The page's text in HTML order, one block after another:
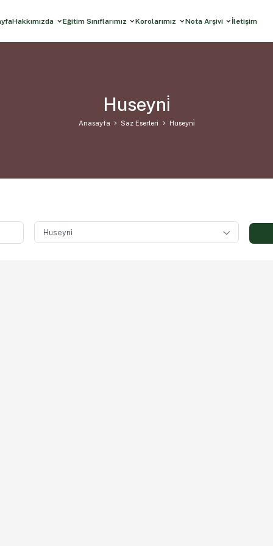
Hakkımızda Eğitim Sınıflarımız Korolarımız Nota Arşivi İletişim
Huseyni̇
Anasayfa Saz Eserleri Huseyni̇